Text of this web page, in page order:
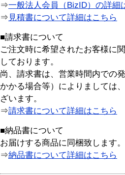
⇒一般法人会員（BizID）の詳細
⇒ 見積書について詳細はこちら
■請求書について
ご注文時に希望されたお客様に
しております。
尚、請求書は、営業時間内での
かかる場合等）によりましては
ざいます。
⇒請求書について詳細はこちら
■納品書について
お届けする商品に同梱致します。
⇒納品書について詳細はこちら